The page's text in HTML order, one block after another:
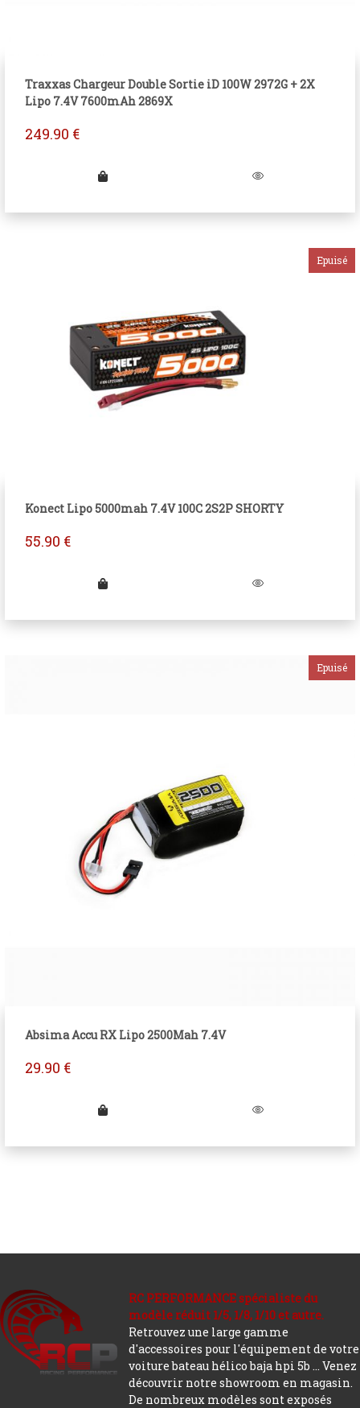
Traxxas Chargeur Double Sortie iD 100W 2972G + 2X
Lipo 7.4V 7600mAh 2869X
249.90 €
Konect Lipo 5000mah 7.4V 100C 2S2P SHORTY
55.90 €
Absima Accu RX Lipo 2500Mah 7.4V
29.90 €
RC PERFORMANCE spécialiste du
modèle réduit 1/5, 1/8, 1/10 et autre.
Retrouvez une large gamme
d'accessoires pour l'équipement de votre
voiture bateau hélico baja hpi 5b ... Venez
découvrir notre showroom en magasin.
De nombreux modèles sont exposés